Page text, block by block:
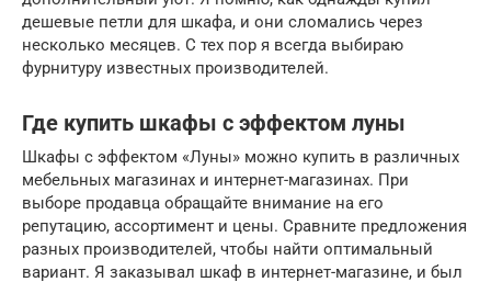
дешевые петли для шкафа, и они сломались через
несколько месяцев. С тех пор я всегда выбираю
фурнитуру известных производителей.
Где купить шкафы с эффектом луны
Шкафы с эффектом «Луны» можно купить в различных
мебельных магазинах и интернет-магазинах. При
выборе продавца обращайте внимание на его
репутацию, ассортимент и цены. Сравните предложения
разных производителей, чтобы найти оптимальный
вариант. Я заказывал шкаф в интернет-магазине, и был